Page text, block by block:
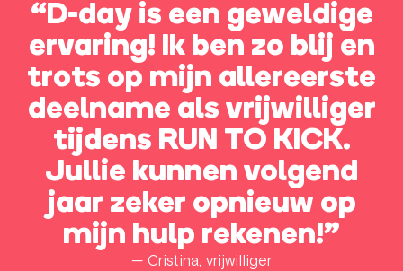
“D-day is een geweldige
ervaring! Ik ben zo blij en
trots op mijn allereerste
deelname als vrijwilliger
tijdens RUN TO KICK.
Jullie kunnen volgend
jaar zeker opnieuw op
mijn hulp rekenen!”
— Cristina, vrijwilliger